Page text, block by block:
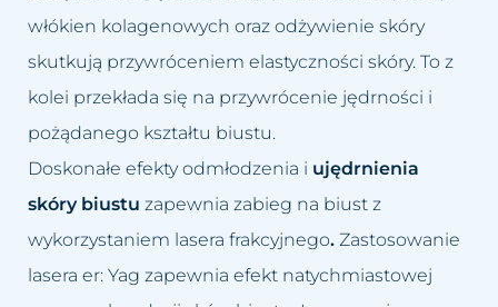
włókien kolagenowych oraz odżywienie skóry
skutkują przywróceniem elastyczności skóry. To z
kolei przekłada się na przywrócenie jędrności i
pożądanego kształtu biustu.
Doskonałe efekty odmłodzenia i ujędrnienia
skóry biustu zapewnia zabieg na biust z
wykorzystaniem lasera frakcyjnego. Zastosowanie
lasera er: Yag zapewnia efekt natychmiastowej